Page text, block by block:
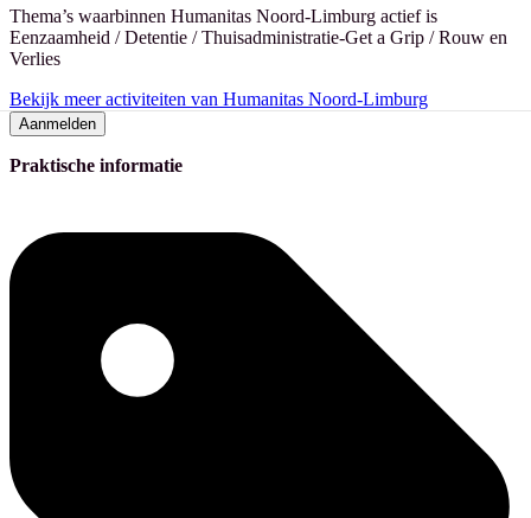
Thema’s waarbinnen Humanitas Noord-Limburg actief is
Eenzaamheid / Detentie / Thuisadministratie-Get a Grip / Rouw en
Verlies
Bekijk meer activiteiten van Humanitas Noord-Limburg
Aanmelden
Praktische informatie